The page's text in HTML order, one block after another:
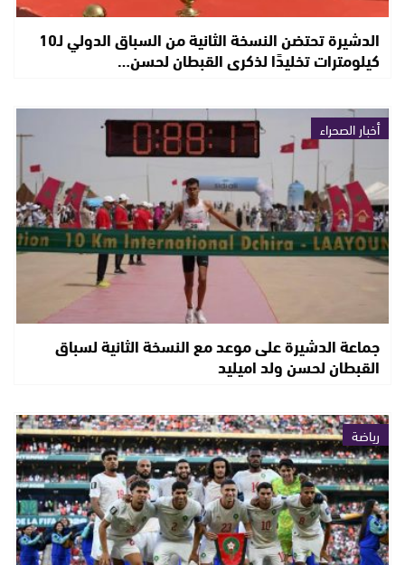
الدشيرة تحتضن النسخة الثانية من السباق الدولي لـ10
كيلومترات تخليدًا لذكرى القبطان لحسن…
أخبار الصحراء
جماعة الدشيرة على موعد مع النسخة الثانية لسباق
القبطان لحسن ولد اميليد
رياضة